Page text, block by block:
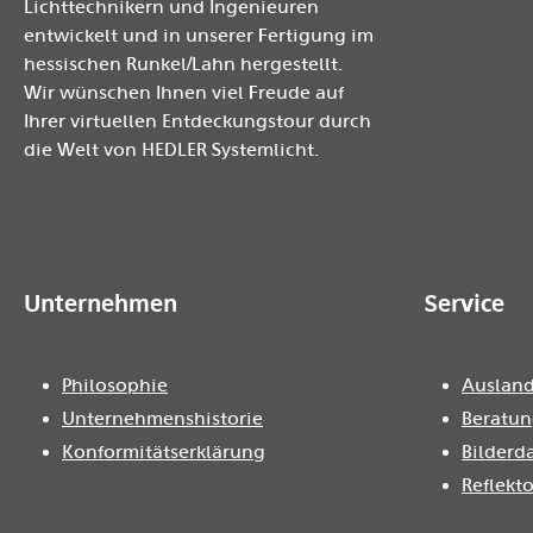
Lichttechnikern und Ingenieuren
entwickelt und in unserer Fertigung im
hessischen Runkel/Lahn hergestellt.
Wir wünschen Ihnen viel Freude auf
Ihrer virtuellen Entdeckungstour durch
die Welt von HEDLER Systemlicht.
Unternehmen
Philosophie
Unternehmenshistorie
Konformitätserklärung
Service